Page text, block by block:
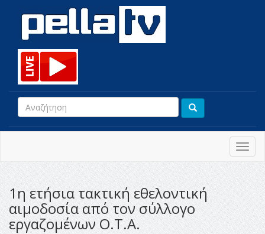
1η ετήσια τακτική εθελοντική
αιμοδοσία από τον σύλλογο
εργαζομένων Ο.Τ.Α.